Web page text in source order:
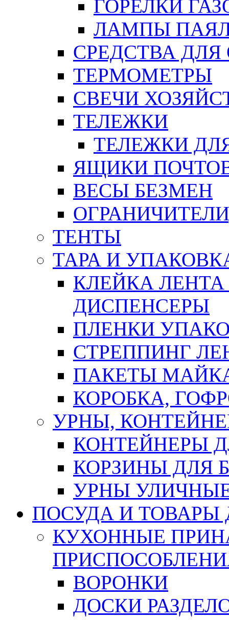
ГОРЕЛКИ
ЛАМПЫ
СРЕДСТВА
ТЕРМОМЕТРЫ
СВЕЧИ
ТЕЛЕЖКИ
ТЕЛЕЖКИ
ЯЩИКИ
ВЕСЫ БЕЗМЕН
ТЕНТЫ
ТАРА И
КЛЕЙКА
ДИСПЕНСЕРЫ
ПЛЕНКИ
СТРЕППИНГ
ПАКЕТЫ
КОРОБКА,
УРНЫ,
КОНТЕЙНЕРЫ
КОРЗИНЫ ДЛЯ
УРНЫ
ПОСУДА И ТОВАРЫ
КУХОННЫЕ
ВОРОНКИ
ДОСКИ